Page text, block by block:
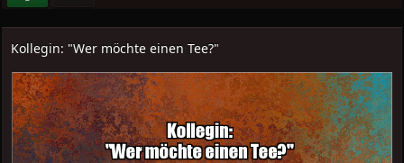
Kollegin: "Wer möchte einen Tee?"